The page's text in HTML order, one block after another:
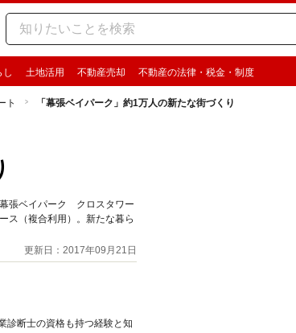
し 土地活用 不動産売却 不動産の法律・税金・制度
ト 「幕張ベイパーク」約1万人の新たな街づくり
張ベイパーク クロスタワー
ス（複合利用）。新たな暮ら
更新日：2017年09月21日
診断士の資格も持つ経験と知